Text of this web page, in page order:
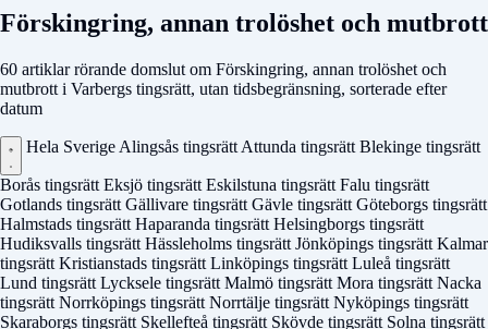
Förskingring, annan trolöshet och mutbrott
60 artiklar rörande domslut om Förskingring, annan trolöshet och
mutbrott i Varbergs tingsrätt, utan tidsbegränsning, sorterade efter
datum
Hela Sverige Alingsås tingsrätt Attunda tingsrätt Blekinge tingsrätt
Borås tingsrätt Eksjö tingsrätt Eskilstuna tingsrätt Falu tingsrätt
Gotlands tingsrätt Gällivare tingsrätt Gävle tingsrätt Göteborgs tingsrätt
Halmstads tingsrätt Haparanda tingsrätt Helsingborgs tingsrätt
Hudiksvalls tingsrätt Hässleholms tingsrätt Jönköpings tingsrätt Kalmar
tingsrätt Kristianstads tingsrätt Linköpings tingsrätt Luleå tingsrätt
Lund tingsrätt Lycksele tingsrätt Malmö tingsrätt Mora tingsrätt Nacka
tingsrätt Norrköpings tingsrätt Norrtälje tingsrätt Nyköpings tingsrätt
Skaraborgs tingsrätt Skellefteå tingsrätt Skövde tingsrätt Solna tingsrätt